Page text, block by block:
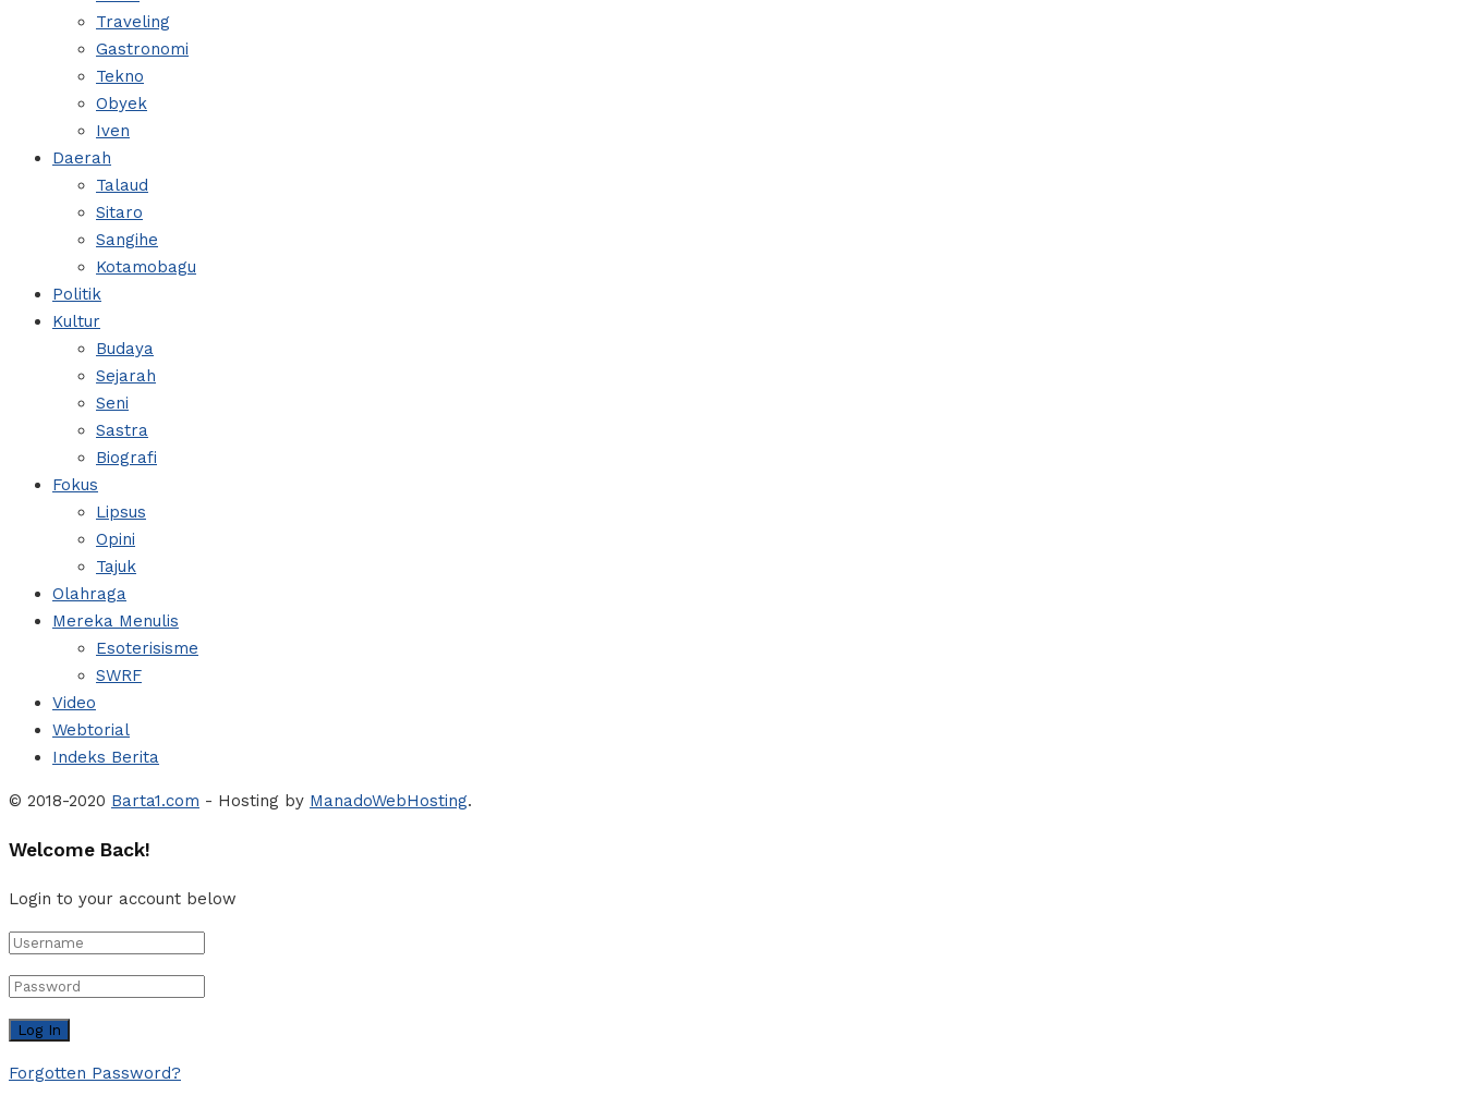
Traveling
Gastronomi
Tekno
Obyek
Iven
Daerah
Talaud
Sitaro
Sangihe
Kotamobagu
Politik
Kultur
Budaya
Sejarah
Seni
Sastra
Biografi
Fokus
Lipsus
Opini
Tajuk
Olahraga
Mereka Menulis
Esoterisisme
SWRF
Video
Webtorial
Indeks Berita
© 2018-2020 Barta1.com - Hosting by ManadoWebHosting.
Welcome Back!
Login to your account below
Forgotten Password?